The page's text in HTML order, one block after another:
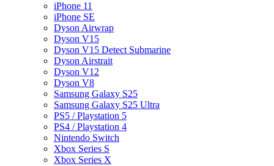
iPhone 11
iPhone SE
Dyson Airwrap
Dyson V15
Dyson V15 Detect Submarine
Dyson Airstrait
Dyson V12
Dyson V8
Samsung Galaxy S25
Samsung Galaxy S25 Ultra
PS5 / Playstation 5
PS4 / Playstation 4
Nintendo Switch
Xbox Series S
Xbox Series X